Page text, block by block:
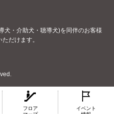
フロア
イベント
犬・介助犬・聴導犬)を同伴のお客様
だけます。